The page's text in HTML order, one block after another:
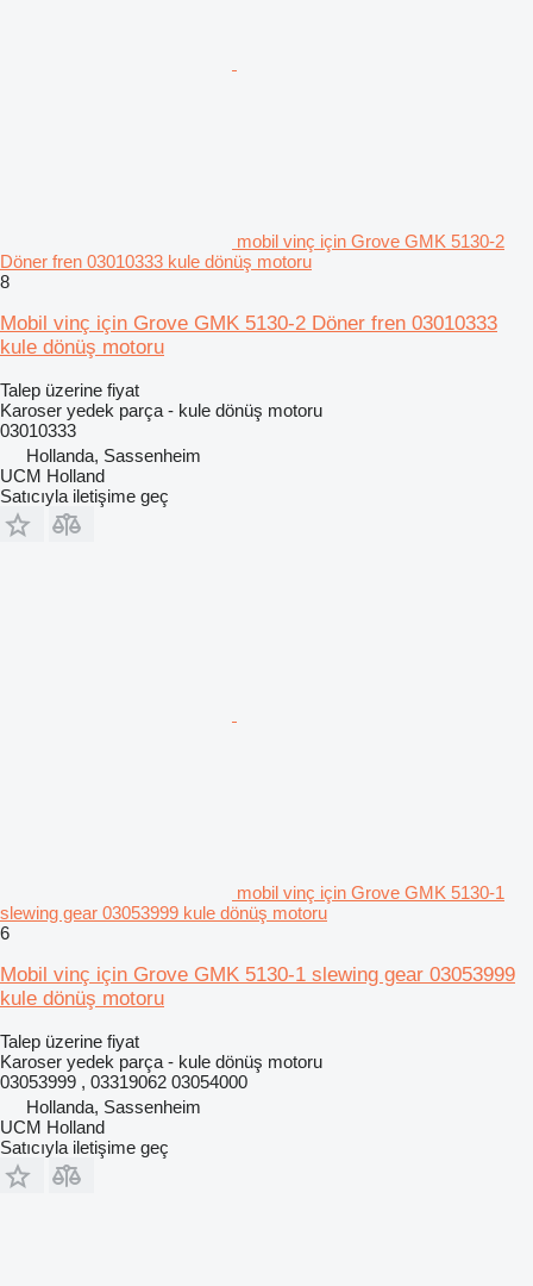
mobil vinç için Grove GMK 5130-2
Döner fren 03010333 kule dönüş motoru
8
Mobil vinç için Grove GMK 5130-2 Döner fren 03010333
kule dönüş motoru
Talep üzerine fiyat
Karoser yedek parça - kule dönüş motoru
03010333
Hollanda, Sassenheim
UCM Holland
Satıcıyla iletişime geç
mobil vinç için Grove GMK 5130-1
slewing gear 03053999 kule dönüş motoru
6
Mobil vinç için Grove GMK 5130-1 slewing gear 03053999
kule dönüş motoru
Talep üzerine fiyat
Karoser yedek parça - kule dönüş motoru
03053999 , 03319062 03054000
Hollanda, Sassenheim
UCM Holland
Satıcıyla iletişime geç